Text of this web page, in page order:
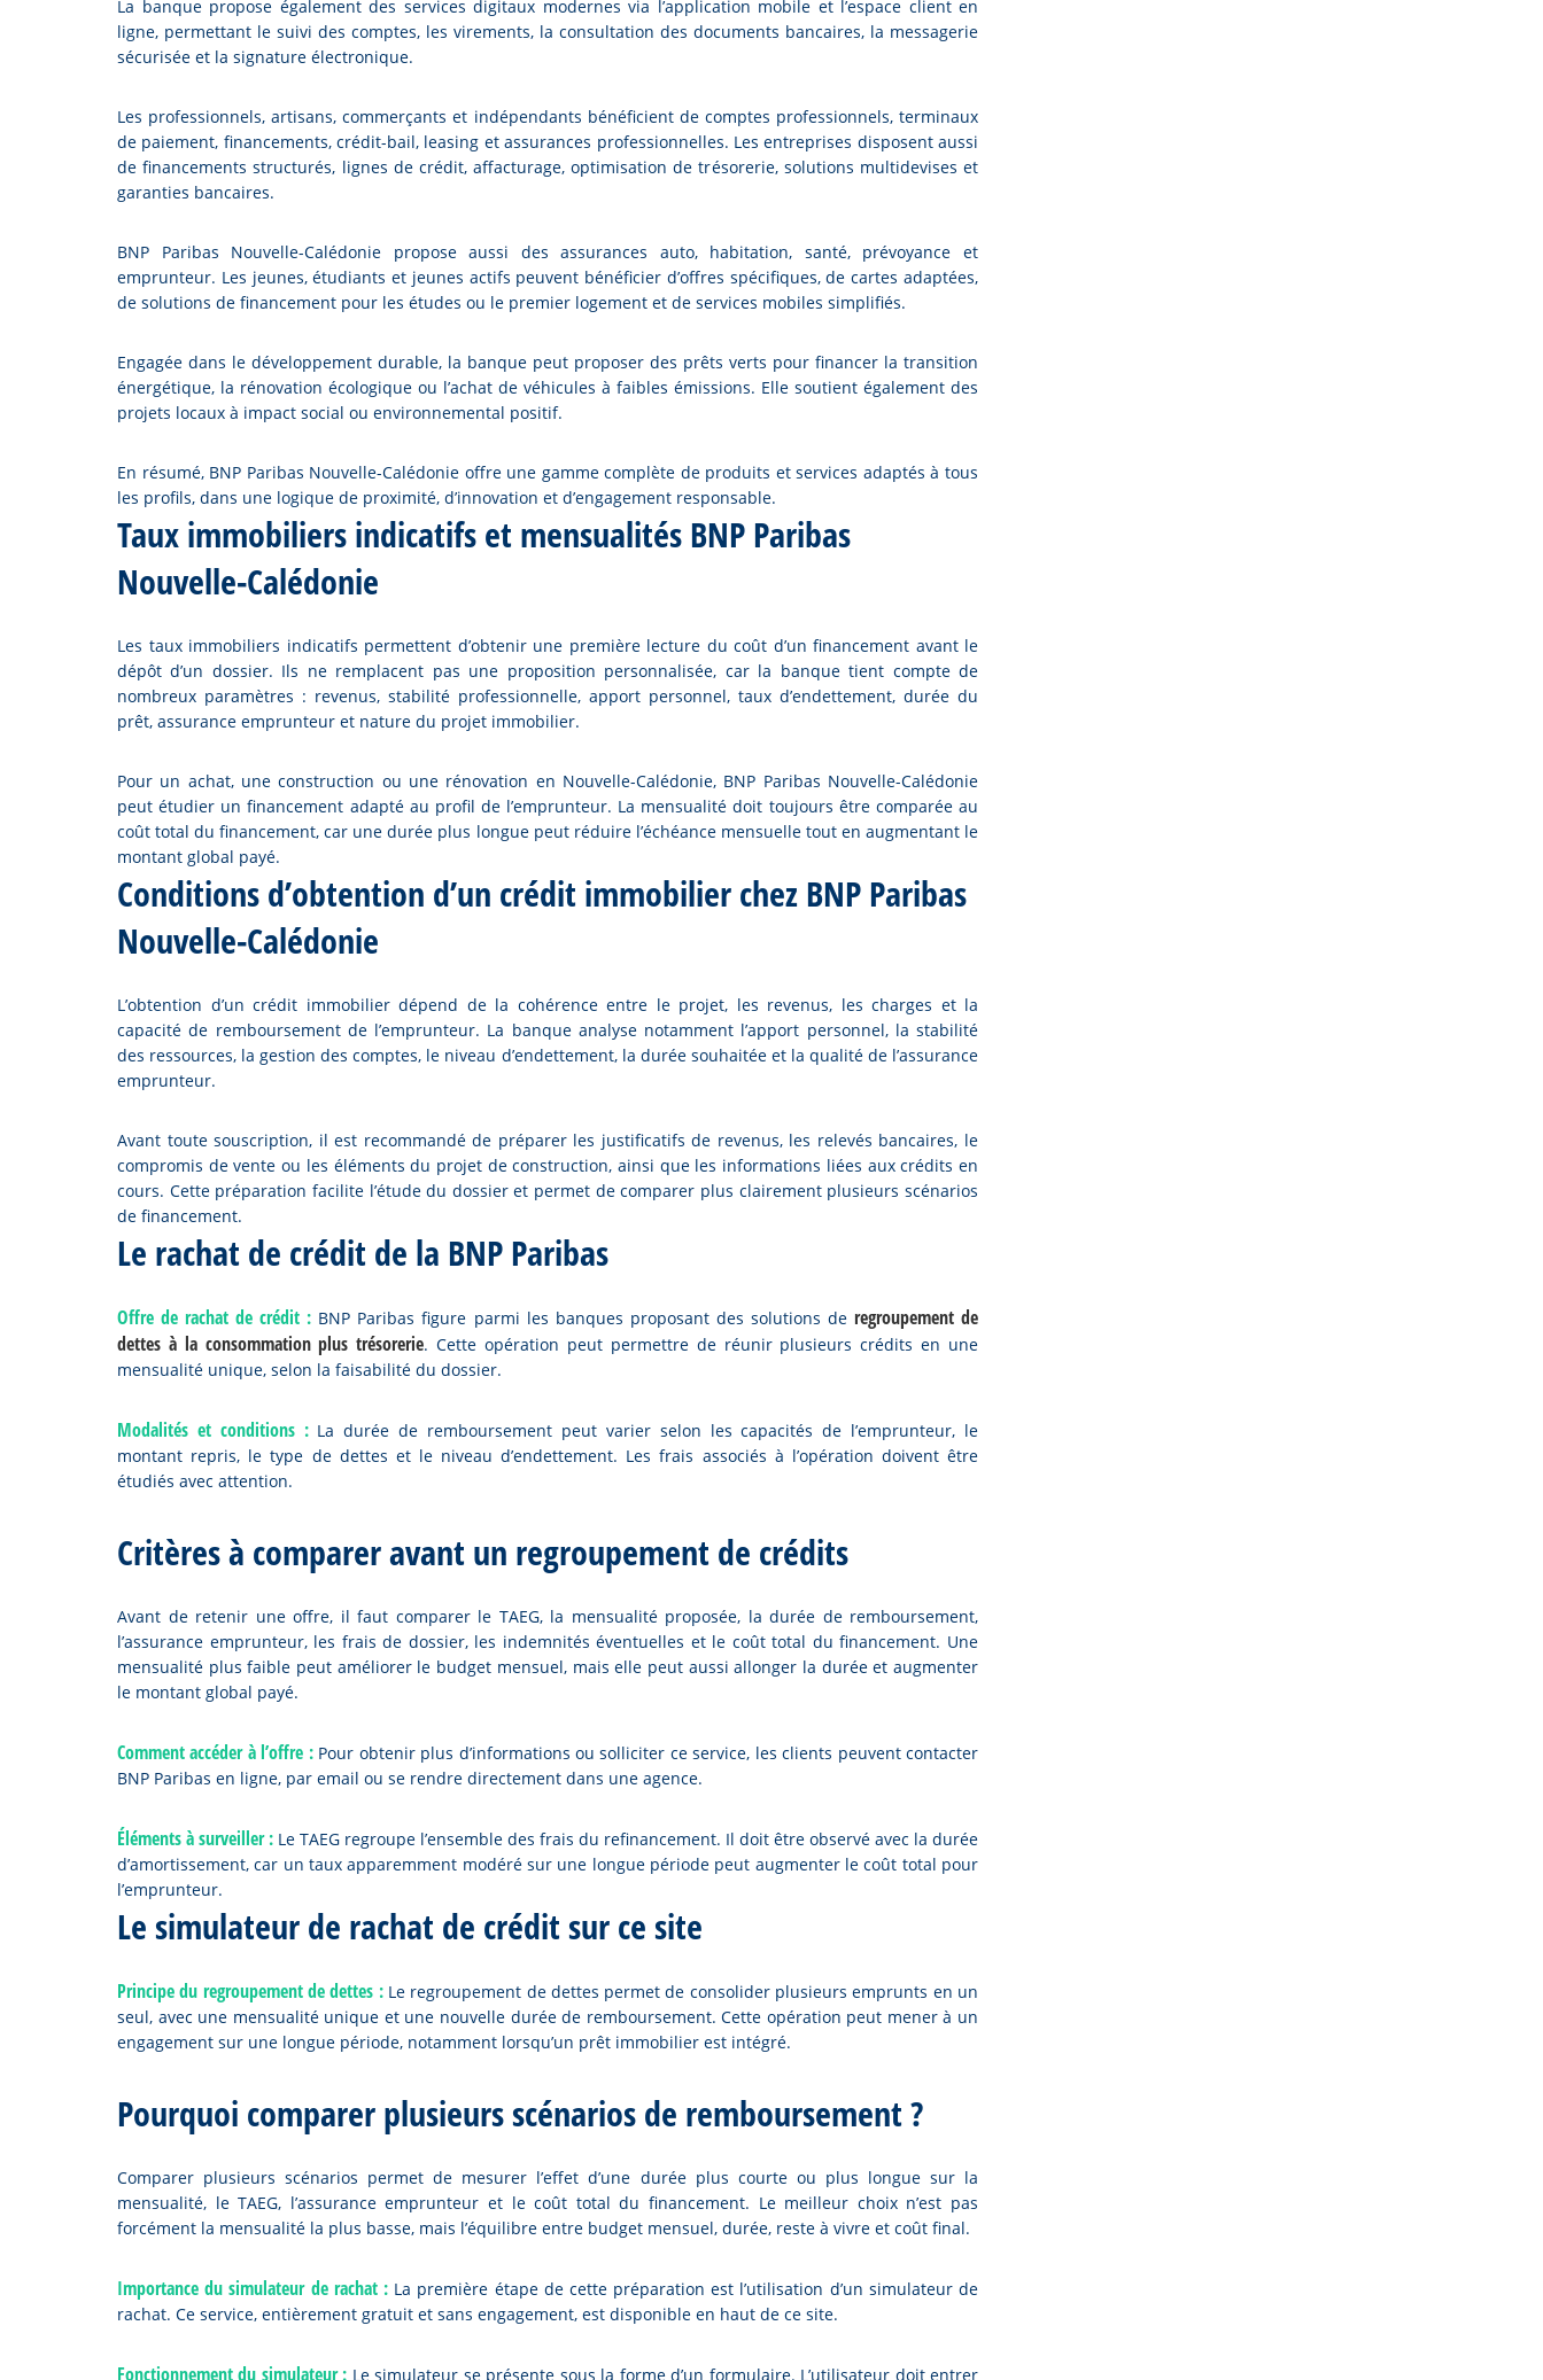
La banque propose également des services digitaux modernes via l’application mobile et l’espace client en
ligne, permettant le suivi des comptes, les virements, la consultation des documents bancaires, la messagerie
sécurisée et la signature électronique.
Les professionnels, artisans, commerçants et indépendants bénéficient de comptes professionnels, terminaux
de paiement, financements, crédit-bail, leasing et assurances professionnelles. Les entreprises disposent aussi
de financements structurés, lignes de crédit, affacturage, optimisation de trésorerie, solutions multidevises et
garanties bancaires.
BNP Paribas Nouvelle-Calédonie propose aussi des assurances auto, habitation, santé, prévoyance et
emprunteur. Les jeunes, étudiants et jeunes actifs peuvent bénéficier d’offres spécifiques, de cartes adaptées,
de solutions de financement pour les études ou le premier logement et de services mobiles simplifiés.
Engagée dans le développement durable, la banque peut proposer des prêts verts pour financer la transition
énergétique, la rénovation écologique ou l’achat de véhicules à faibles émissions. Elle soutient également des
projets locaux à impact social ou environnemental positif.
En résumé, BNP Paribas Nouvelle-Calédonie offre une gamme complète de produits et services adaptés à tous
les profils, dans une logique de proximité, d’innovation et d’engagement responsable.
Taux immobiliers indicatifs et mensualités BNP Paribas
Nouvelle-Calédonie
Les taux immobiliers indicatifs permettent d’obtenir une première lecture du coût d’un financement avant le
dépôt d’un dossier. Ils ne remplacent pas une proposition personnalisée, car la banque tient compte de
nombreux paramètres : revenus, stabilité professionnelle, apport personnel, taux d’endettement, durée du
prêt, assurance emprunteur et nature du projet immobilier.
Pour un achat, une construction ou une rénovation en Nouvelle-Calédonie, BNP Paribas Nouvelle-Calédonie
peut étudier un financement adapté au profil de l’emprunteur. La mensualité doit toujours être comparée au
coût total du financement, car une durée plus longue peut réduire l’échéance mensuelle tout en augmentant le
montant global payé.
Conditions d’obtention d’un crédit immobilier chez BNP Paribas
Nouvelle-Calédonie
L’obtention d’un crédit immobilier dépend de la cohérence entre le projet, les revenus, les charges et la
capacité de remboursement de l’emprunteur. La banque analyse notamment l’apport personnel, la stabilité
des ressources, la gestion des comptes, le niveau d’endettement, la durée souhaitée et la qualité de l’assurance
emprunteur.
Avant toute souscription, il est recommandé de préparer les justificatifs de revenus, les relevés bancaires, le
compromis de vente ou les éléments du projet de construction, ainsi que les informations liées aux crédits en
cours. Cette préparation facilite l’étude du dossier et permet de comparer plus clairement plusieurs scénarios
de financement.
Le rachat de crédit de la BNP Paribas
Offre de rachat de crédit : BNP Paribas figure parmi les banques proposant des solutions de regroupement de
dettes à la consommation plus trésorerie. Cette opération peut permettre de réunir plusieurs crédits en une
mensualité unique, selon la faisabilité du dossier.
Modalités et conditions :La durée de remboursement peut varier selon les capacités de l’emprunteur, le
montant repris, le type de dettes et le niveau d’endettement. Les frais associés à l’opération doivent être
étudiés avec attention.
Critères à comparer avant un regroupement de crédits
Avant de retenir une offre, il faut comparer le TAEG, la mensualité proposée, la durée de remboursement,
l’assurance emprunteur, les frais de dossier, les indemnités éventuelles et le coût total du financement. Une
mensualité plus faible peut améliorer le budget mensuel, mais elle peut aussi allonger la durée et augmenter
le montant global payé.
Comment accéder à l’offre :Pour obtenir plus d’informations ou solliciter ce service, les clients peuvent contacter
BNP Paribas en ligne, par email ou se rendre directement dans une agence.
Éléments à surveiller : Le TAEG regroupe l’ensemble des frais du refinancement. Il doit être observé avec la durée
d’amortissement, car un taux apparemment modéré sur une longue période peut augmenter le coût total pour
l’emprunteur.
Le simulateur de rachat de crédit sur ce site
Principe du regroupement de dettes :Le regroupement de dettes permet de consolider plusieurs emprunts en un
seul, avec une mensualité unique et une nouvelle durée de remboursement. Cette opération peut mener à un
engagement sur une longue période, notamment lorsqu’un prêt immobilier est intégré.
Pourquoi comparer plusieurs scénarios de remboursement ?
Comparer plusieurs scénarios permet de mesurer l’effet d’une durée plus courte ou plus longue sur la
mensualité, le TAEG, l’assurance emprunteur et le coût total du financement. Le meilleur choix n’est pas
forcément la mensualité la plus basse, mais l’équilibre entre budget mensuel, durée, reste à vivre et coût final.
Importance du simulateur de rachat :La première étape de cette préparation est l’utilisation d’un simulateur de
rachat. Ce service, entièrement gratuit et sans engagement, est disponible en haut de ce site.
Fonctionnement du simulateur : Le simulateur se présente sous la forme d’un formulaire. L’utilisateur doit entrer